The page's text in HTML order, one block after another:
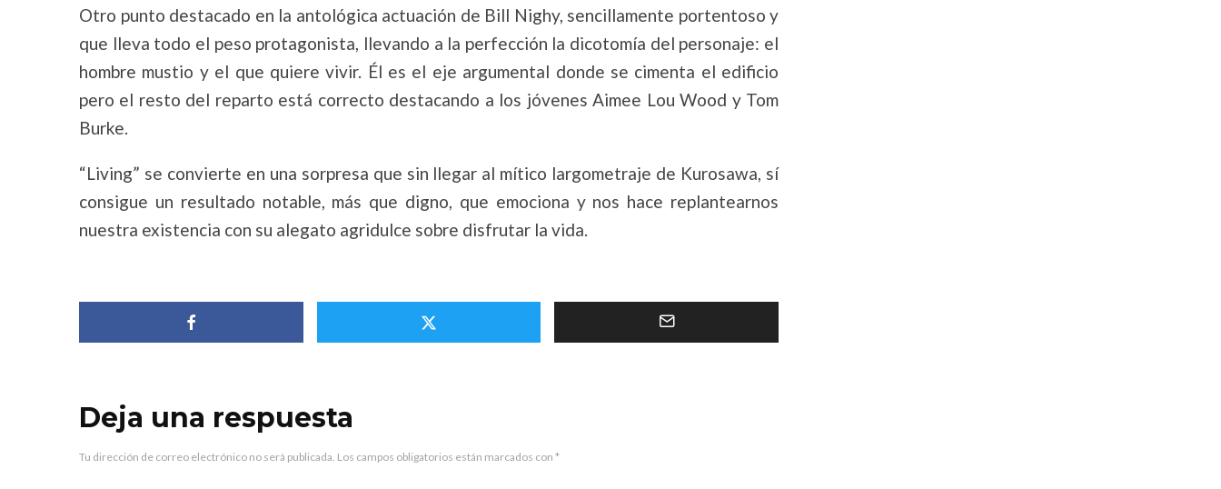
Otro punto destacado en la antológica actuación de Bill Nighy, sencillamente portentoso y
que lleva todo el peso protagonista, llevando a la perfección la dicotomía del personaje: el
hombre mustio y el que quiere vivir. Él es el eje argumental donde se cimenta el edificio
pero el resto del reparto está correcto destacando a los jóvenes Aimee Lou Wood y Tom
Burke.
“Living” se convierte en una sorpresa que sin llegar al mítico largometraje de Kurosawa, sí
consigue un resultado notable, más que digno, que emociona y nos hace replantearnos
nuestra existencia con su alegato agridulce sobre disfrutar la vida.
Deja una respuesta
Tu dirección de correo electrónico no será publicada. Los campos obligatorios están marcados con *